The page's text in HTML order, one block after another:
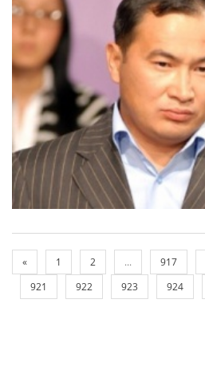
« 1 2 ... 917
921
922 923 924